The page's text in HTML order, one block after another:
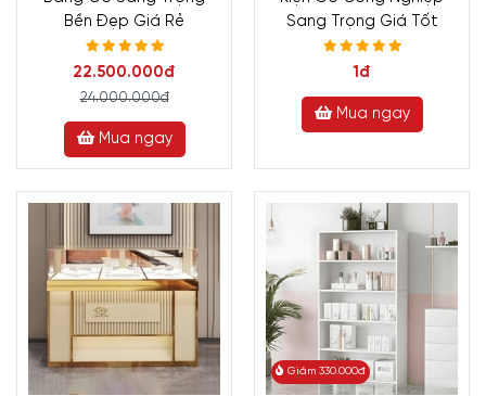
Bền Đẹp Giá Rẻ
22.500.000đ
24.000.000đ
Mua ngay
Sang Trọng Giá Tốt
1đ
Mua ngay
Giảm 330.000đ